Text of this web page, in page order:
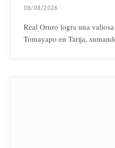
08/08/2026
Real Oruro logra una
Tomayapo en Tarija,